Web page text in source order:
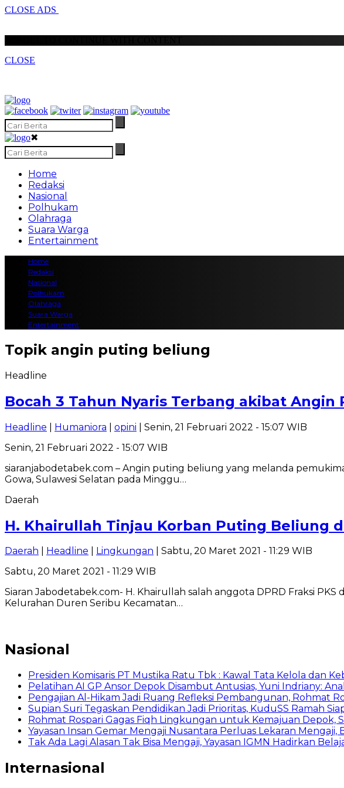
CLOSE ADS
CLOSE
✖
Home
Redaksi
Nasional
Polhukam
Olahraga
Suara Warga
Entertainment
Home
Redaksi
Nasional
Polhukam
Olahraga
Suara Warga
Entertainment
Topik angin puting beliung
Headline
Bocah 3 Tahun Nyaris Terbang akibat Angin
Headline Humaniora opini | Senin, 21 Februari 2022 - 15:07 WIB
Senin, 21 Februari 2022 - 15:07 WIB
siaranjabodetabek.com – Angin puting beliung yang melanda
Gowa, Sulawesi Selatan pada Minggu…
Daerah
H. Khairullah Tinjau Korban Puting Beliung
Daerah Headline Lingkungan | Sabtu, 20 Maret 2021 - 11:29 WIB
Sabtu, 20 Maret 2021 - 11:29 WIB
Siaran Jabodetabek.com- H. Khairullah salah anggota DPRD Fraksi
Kelurahan Duren Seribu Kecamatan…
Nasional
Presiden Komisaris PT Mustika Ratu Tbk : Kawal Tata Kelola dan
Pelatihan AI GP Ansor Depok Disambut Antusias, Yuni Indriany:
Pengajian Al-Hikam Jadi Ruang Refleksi Pembangunan, Rohmat
Supian Suri Tegaskan Pendidikan Jadi Prioritas, KuduSS Ramah
Rohmat Rospari Gagas Fiqh Lingkungan untuk Kemajuan Depok,
Yayasan Insan Gemar Mengaji Nusantara Perluas Lekaran
Tak Ada Lagi Alasan Tak Bisa Mengaji, Yayasan IGMN Hadirkan
Internasional